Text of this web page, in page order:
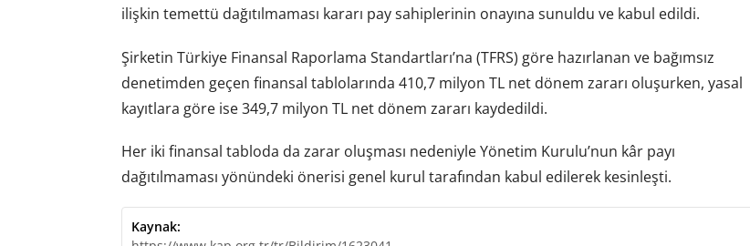
ilişkin temettü dağıtılmaması kararı pay sahiplerinin onayına sunuldu ve kabul edildi.
Şirketin Türkiye Finansal Raporlama Standartları’na (TFRS) göre hazırlanan ve bağımsız
denetimden geçen finansal tablolarında 410,7 milyon TL net dönem zararı oluşurken, yasal
kayıtlara göre ise 349,7 milyon TL net dönem zararı kaydedildi.
Her iki finansal tabloda da zarar oluşması nedeniyle Yönetim Kurulu’nun kâr payı
dağıtılmaması yönündeki önerisi genel kurul tarafından kabul edilerek kesinleşti.
Kaynak: